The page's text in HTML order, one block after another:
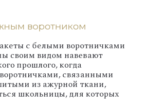
воротником
с белыми воротничками
своим видом навевают
прошлого, когда
связанными
из ажурной ткани,
школьницы, для которых